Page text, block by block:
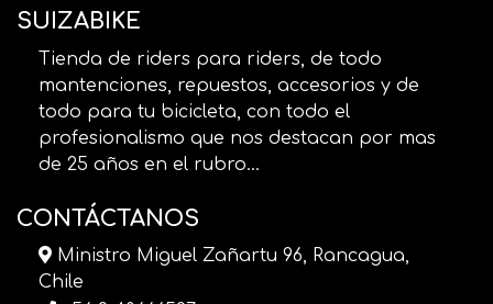
SUIZABIKE
Tienda de riders para riders, de todo
mantenciones, repuestos, accesorios y de
todo para tu bicicleta, con todo el
profesionalismo que nos destacan por mas
de 25 años en el rubro...
CONTÁCTANOS
Ministro Miguel Zañartu 96, Rancagua,
Chile